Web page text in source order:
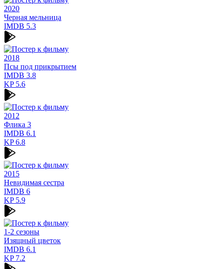
2020
Черная мельница
IMDB 5.3
2018
Псы под прикрытием
IMDB 3.8
KP5.6
2012
Флика 3
IMDB 6.1
KP6.8
2015
Невидимая сестра
IMDB 6
KP5.9
1-2 сезоны
Изящный цветок
IMDB 6.1
KP7.2